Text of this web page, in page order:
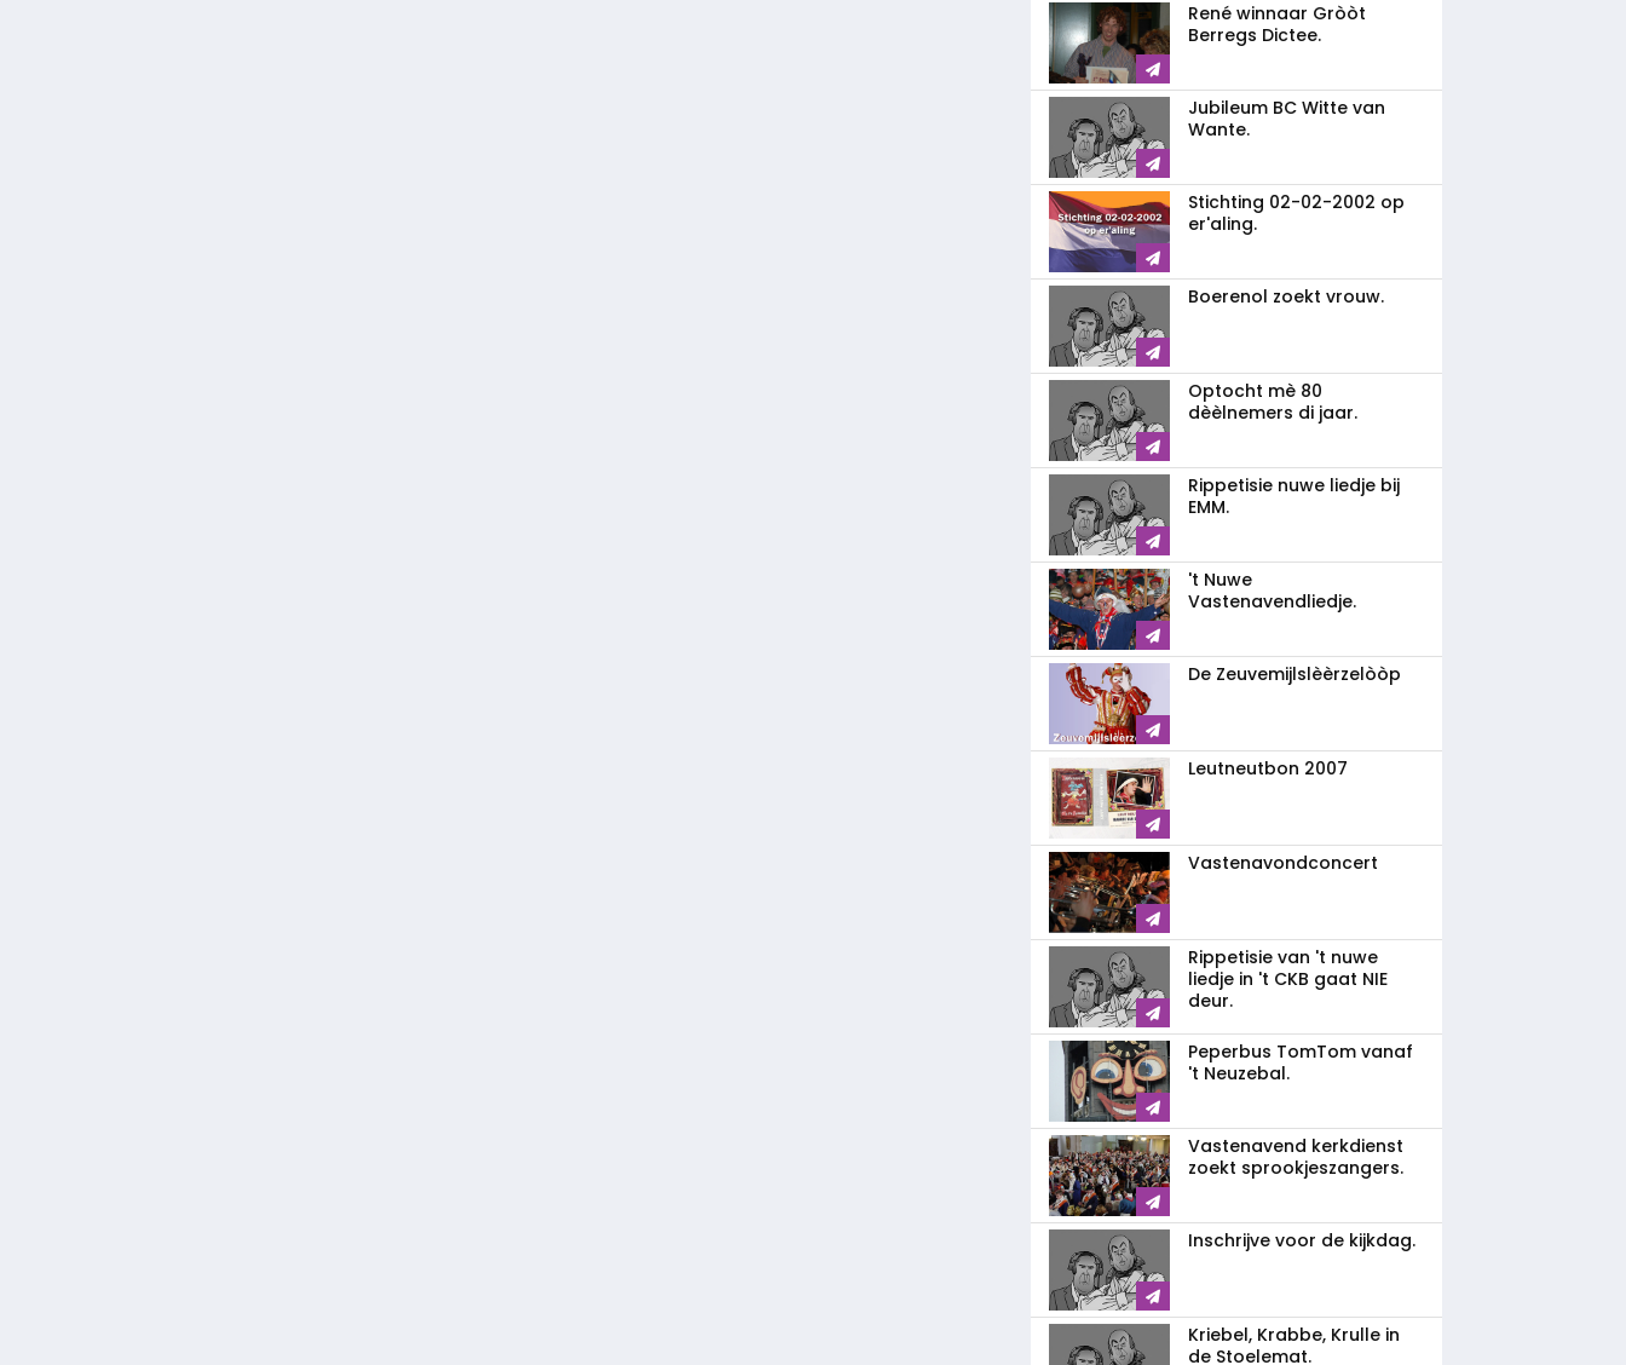
René winnaar Gròòt
Berregs Dictee.
Jubileum BC Witte van
Wante.
Stichting 02-02-2002 op
er'aling.
Boerenol zoekt vrouw.
Optocht mè 80
dèèlnemers di jaar.
Rippetisie nuwe liedje bij
EMM.
't Nuwe
Vastenavendliedje.
De Zeuvemijlslèèrzelòòp
Leutneutbon 2007
Vastenavondconcert
Rippetisie van 't nuwe
liedje in 't CKB gaat NIE
deur.
Peperbus TomTom vanaf
't Neuzebal.
Vastenavend kerkdienst
zoekt sprookjeszangers.
Inschrijve voor de kijkdag.
Kriebel, Krabbe, Krulle in
de Stoelemat.